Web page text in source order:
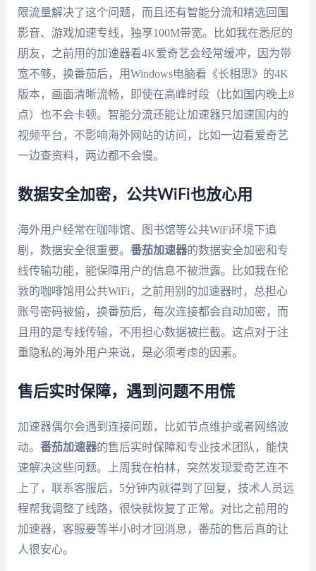
限流量解决了这个问题，而且还有智能分流和精选回国
影音、游戏加速专线，独享100M带宽。比如我在悉尼的
朋友，之前用的加速器看4K爱奇艺会经常缓冲，因为带
宽不够，换番茄后，用Windows电脑看《长相思》的4K
版本，画面清晰流畅，即使在高峰时段（比如国内晚上8
点）也不会卡顿。智能分流还能让加速器只加速国内的
视频平台，不影响海外网站的访问，比如一边看爱奇艺
一边查资料，两边都不会慢。
数据安全加密，公共WiFi也放心用
海外用户经常在咖啡馆、图书馆等公共WiFi环境下追
剧，数据安全很重要。 番茄加速器的数据安全加密和专
线传输功能，能保障用户的信息不被泄露。比如我在伦
敦的咖啡馆用公共WiFi，之前用别的加速器时，总担心
账号密码被偷，换番茄后，每次连接都会自动加密，而
且用的是专线传输，不用担心数据被拦截。这点对于注
重隐私的海外用户来说，是必须考虑的因素。
售后实时保障，遇到问题不用慌
加速器偶尔会遇到连接问题，比如节点维护或者网络波
动。 番茄加速器的售后实时保障和专业技术团队，能快
速解决这些问题。上周我在柏林，突然发现爱奇艺连不
上了，联系客服后，5分钟内就得到了回复，技术人员远
程帮我调整了线路，很快就恢复了正常。对比之前用的
加速器，客服要等半小时才回消息，番茄的售后真的让
人很安心。